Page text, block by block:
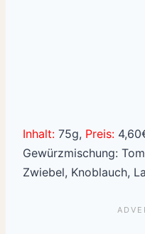
Inhalt: 75g, Preis:
Gewürzmischung:
Zwiebel, Knoblauch,